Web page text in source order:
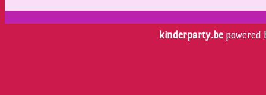
kinderparty.be powered